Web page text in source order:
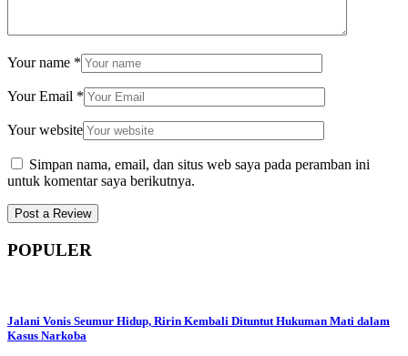
Your name *
Your Email *
Your website
Simpan nama, email, dan situs web saya pada peramban ini
untuk komentar saya berikutnya.
POPULER
Jalani Vonis Seumur Hidup, Ririn Kembali Dituntut Hukuman Mati dalam
Kasus Narkoba